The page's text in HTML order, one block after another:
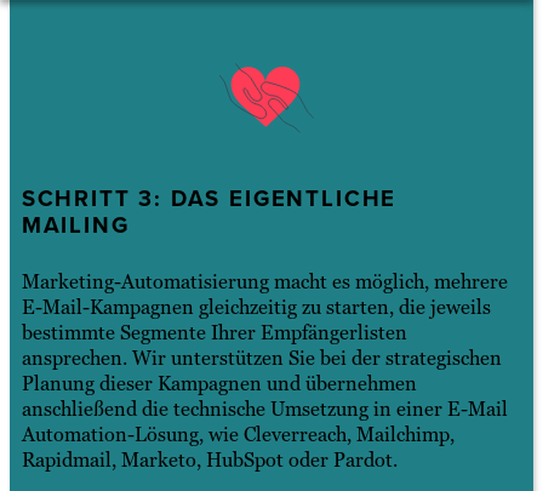
SCHRITT 3: DAS EIGENTLICHE
MAILING
Marketing-Automatisierung macht es möglich, mehrere
E-Mail-Kampagnen gleichzeitig zu starten, die jeweils
bestimmte Segmente Ihrer Empfängerlisten
ansprechen. Wir unterstützen Sie bei der strategischen
Planung dieser Kampagnen und übernehmen
anschließend die technische Umsetzung in einer E-Mail
Automation-Lösung, wie Cleverreach, Mailchimp,
Rapidmail, Marketo, HubSpot oder Pardot.